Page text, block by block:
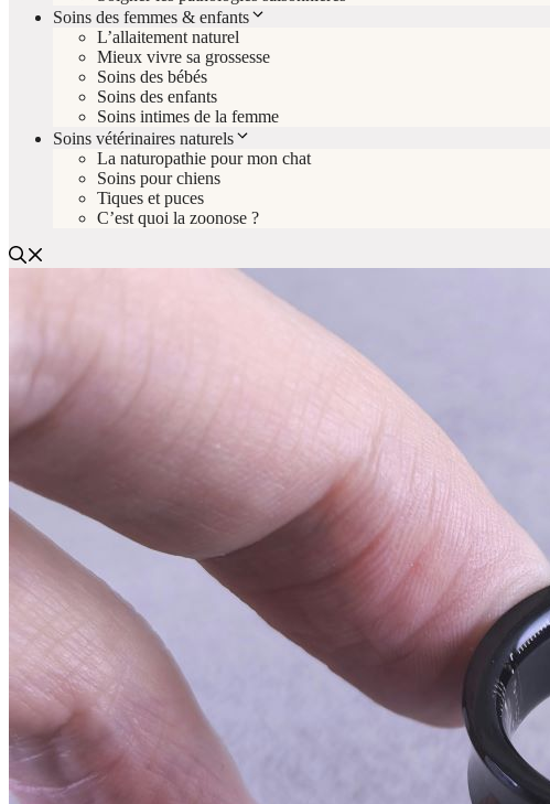
Soins des femmes & enfants
L’allaitement naturel
Mieux vivre sa grossesse
Soins des bébés
Soins des enfants
Soins intimes de la femme
Soins vétérinaires naturels
La naturopathie pour mon chat
Soins pour chiens
Tiques et puces
C’est quoi la zoonose ?